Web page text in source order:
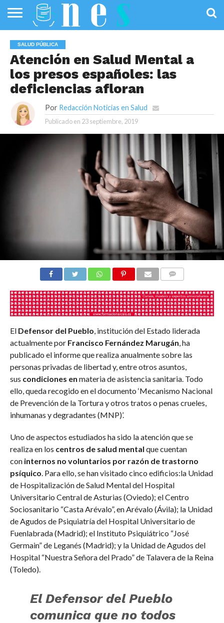
PÚBLICA
SANIDAD
INVESTIGACIÓN
ENTREVISTAS
PROFESIONALES
DE LA SALUD
INFOGRAFÍAS
DE SALUD
OPINIÓN
SALUD PÚBLICA
Atención en Salud Mental a
los presos españoles: las
deficiencias afloran
Por Redacción Noticias en Salud
Publicado en 23 septiembre, 2019
El Defensor del Pueblo , institución del Estado liderada
actualmente por Francisco Fernández Marugán , ha
publicado el informe que realiza anualmente sobre las
personas privadas de libertad y, entre otros asuntos,
sus condiciones en materia de asistencia sanitaria. Todo
ello, queda recogido en el documento ‘Mecanismo Nacional
de Prevención de la Tortura y otros tratos o penas crueles,
inhumanas y degradantes (MNP)’.
Uno de aspectos estudiados ha sido la atención que se
realiza en los centros de salud mental que cuentan
con internos no voluntarios por razón de trastorno
psíquico . Para ello, se han visitado cinco edificios:la Unidad
de Hospitalización de Salud Mental del Hospital
Universitario Central de Asturias (Oviedo); el Centro
Sociosanitario “Casta Arévalo”, en Arévalo (Ávila); la Unidad
de Agudos de Psiquiatría del Hospital Universitario de
Fuenlabrada (Madrid); el Instituto Psiquiátrico “José
Germain” de Leganés (Madrid); y la Unidad de Agudos del
Hospital “Nuestra Señora del Prado” de Talavera de la Reina
(Toledo).
El Defensor del Pueblo
comunica que no todos